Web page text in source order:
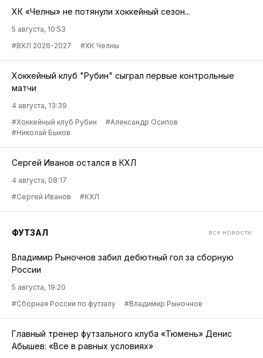
ХК «Челны» не потянули хоккейный сезон...
5 августа, 10:53
#ВХЛ 2026-2027
#ХК Челны
Хоккейный клуб "Рубин" сыграл первые контрольные
матчи
4 августа, 13:39
#Хоккейный клуб Рубин
#Александр Осипов
#Николай Быков
Сергей Иванов остался в КХЛ
4 августа, 08:17
#Сергей Иванов
#КХЛ
ФУТЗАЛ все новости
Владимир Рыночнов забил дебютный гол за сборную
России
5 августа, 19:20
#Сборная России по футзалу
#Владимир Рыночнов
Главный тренер футзального клуба «Тюмень» Денис
Абышев: «Все в равных условиях»